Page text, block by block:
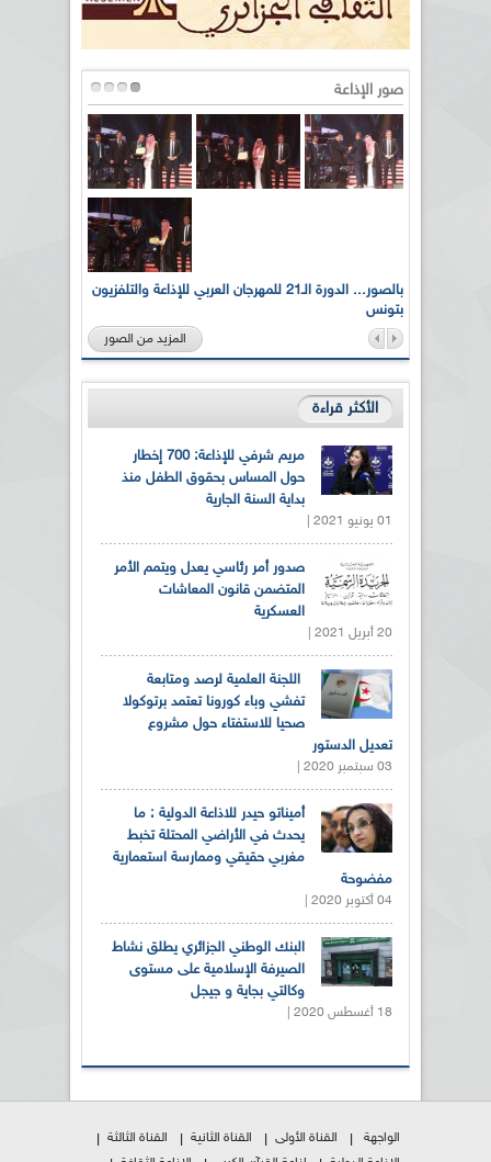
صور الإذاعة
بالصور... الدورة الـ21 للمهرجان العربي للإذاعة والتلفزيون
بتونس
المزيد من الصور
الأكثر قراءة
مريم شرفي للإذاعة: 700 إخطار
حول المساس بحقوق الطفل منذ
بداية السنة الجارية
01 يونيو 2021 |
صدور أمر رئاسي يعدل ويتمم الأمر
المتضمن قانون المعاشات
العسكرية
20 أبريل 2021 |
اللجنة العلمية لرصد ومتابعة
تفشي وباء كورونا تعتمد برتوكولا
صحيا للاستفتاء حول مشروع
تعديل الدستور
03 سبتمبر 2020 |
أميناتو حيدر للاذاعة الدولية : ما
يحدث في الأراضي المحتلة تخبط
مغربي حقيقي وممارسة استعمارية
مفضوحة
04 أكتوبر 2020 |
البنك الوطني الجزائري يطلق نشاط
الصيرفة الإسلامية على مستوى
وكالتي بجاية و جيجل
18 أغسطس 2020 |
الواجهة القناة الأولى القناة الثانية
القناة الثالثة